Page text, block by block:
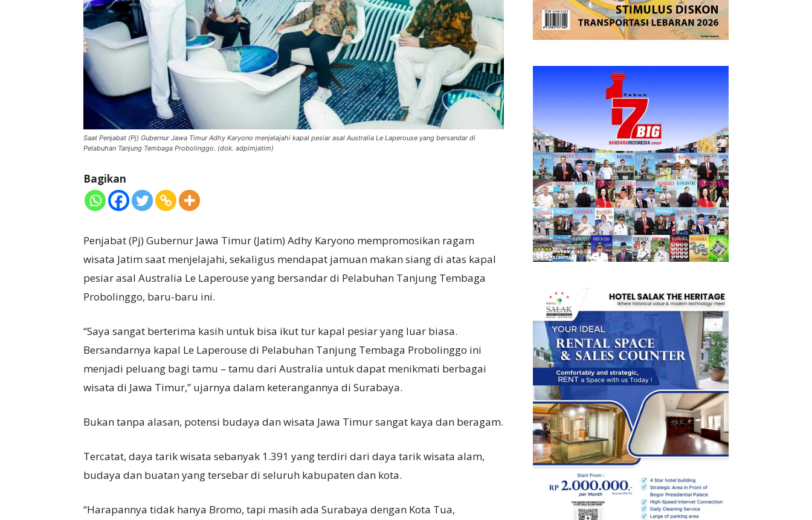
Saat Penjabat (Pj) Gubernur Jawa Timur Adhy Karyono menjelajahi kapal pesiar asal Australia Le Laperouse yang bersandar di
Pelabuhan Tanjung Tembaga Probolinggo. (dok. adpimjatim)
Bagikan
Penjabat (Pj) Gubernur Jawa Timur (Jatim) Adhy Karyono mempromosikan ragam
wisata Jatim saat menjelajahi, sekaligus mendapat jamuan makan siang di atas kapal
pesiar asal Australia Le Laperouse yang bersandar di Pelabuhan Tanjung Tembaga
Probolinggo, baru-baru ini.
“Saya sangat berterima kasih untuk bisa ikut tur kapal pesiar yang luar biasa.
Bersandarnya kapal Le Laperouse di Pelabuhan Tanjung Tembaga Probolinggo ini
menjadi peluang bagi tamu – tamu dari Australia untuk dapat menikmati berbagai
wisata di Jawa Timur,” ujarnya dalam keterangannya di Surabaya.
Bukan tanpa alasan, potensi budaya dan wisata Jawa Timur sangat kaya dan beragam.
Tercatat, daya tarik wisata sebanyak 1.391 yang terdiri dari daya tarik wisata alam,
budaya dan buatan yang tersebar di seluruh kabupaten dan kota.
“Harapannya tidak hanya Bromo, tapi masih ada Surabaya dengan Kota Tua,